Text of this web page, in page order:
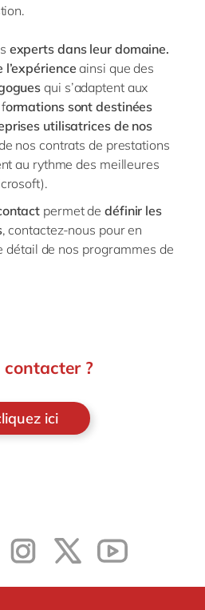
experts dans leur domaine.
l’expérienceainsi que des
qui s’adaptent aux
ormations sont destinées
utilisatrices de nos
nos contrats de prestations
au rythme des meilleures
permet dedéfinir les
, contactez-nous pour en
détail de nos programmes de
contacter ?
ici